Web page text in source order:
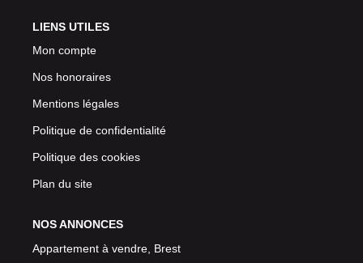
LIENS UTILES
Mon compte
Nos honoraires
Mentions légales
Politique de confidentialité
Politique des cookies
Plan du site
NOS ANNONCES
Appartement à vendre, Brest